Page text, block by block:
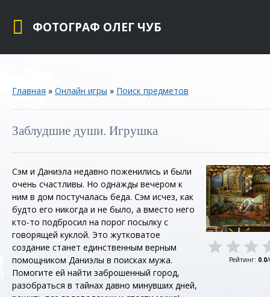
ФОТОГРАФ ОЛЕГ ЧУБ
Главная » Онлайн игры » Поиск предметов
Заблудшие души. Игрушка
Сэм и Даниэла недавно поженились и были
очень счастливы. Но однажды вечером к
ним в дом постучалась беда. Сэм исчез, как
будто его никогда и не было, а вместо него
кто-то подбросил на порог посылку с
говорящей куклой. Это жутковатое
создание станет единственным верным
помощником Даниэлы в поисках мужа.
Помогите ей найти заброшенный город,
разобраться в тайнах давно минувших дней,
Рейтинг: 0.0/